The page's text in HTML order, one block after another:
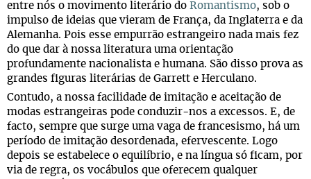
entre nós o movimento literário do Romantismo, sob o
impulso de ideias que vieram de França, da Inglaterra e da
Alemanha. Pois esse empurrão estrangeiro nada mais fez
do que dar à nossa literatura uma orientação
profundamente nacionalista e humana. São disso prova as
grandes figuras literárias de Garrett e Herculano.
Contudo, a nossa facilidade de imitação e aceitação de
modas estrangeiras pode conduzir-nos a excessos. E, de
facto, sempre que surge uma vaga de francesismo, há um
período de imitação desordenada, efervescente. Logo
depois se estabelece o equilíbrio, e na língua só ficam, por
via de regra, os vocábulos que oferecem qualquer